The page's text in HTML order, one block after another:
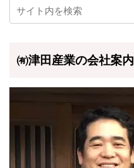
㈲津田産業の会社案内